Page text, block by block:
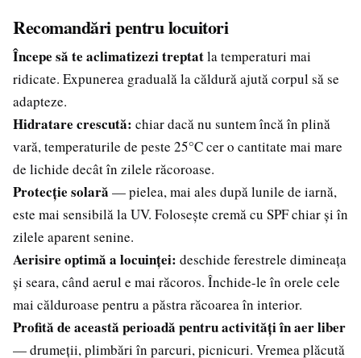
Recomandări pentru locuitori
Începe să te aclimatizezi treptatla temperaturi mai
ridicate. Expunerea graduală la căldură ajută corpul să se
adapteze.
Hidratare crescută: chiar dacă nu suntem încă în plină
vară, temperaturile de peste 25°C cer o cantitate mai mare
de lichide decât în zilele răcoroase.
Protecție solară — pielea, mai ales după lunile de iarnă,
este mai sensibilă la UV. Folosește cremă cu SPF chiar și în
zilele aparent senine.
Aerisire optimă a locuinței: deschide ferestrele dimineața
și seara, când aerul e mai răcoros. Închide-le în orele cele
mai călduroase pentru a păstra răcoarea în interior.
Profită de această perioadă pentru activități în aer liber
— drumeții, plimbări în parcuri, picnicuri. Vremea plăcută